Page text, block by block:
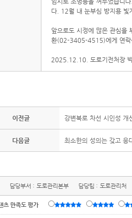
다. 12월 내 눈부심 방지용 빛
앞으로도 시정에 많은 관심을
환(02-3405-4515)에게 연락
2025.12.10. 도로기전처장
이전글 강변북로 차선 시인성 개
다음글 최소한의 성의는 갖고 응
담당부서 : 도로관리본부 담당팀 : 도로관리처
츠 만족도 평가